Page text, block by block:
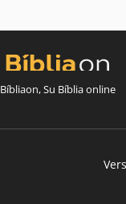
Bíbliaon, Su Bíblia online